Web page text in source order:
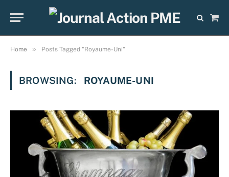
Cart
Home » Posts Tagged "Royaume-Uni"
BROWSING: ROYAUME-UNI